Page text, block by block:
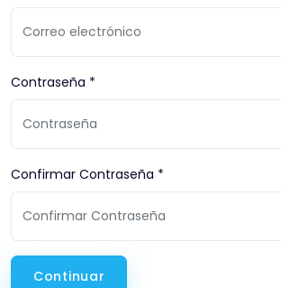
Contraseña *
Confirmar Contraseña *
Continuar